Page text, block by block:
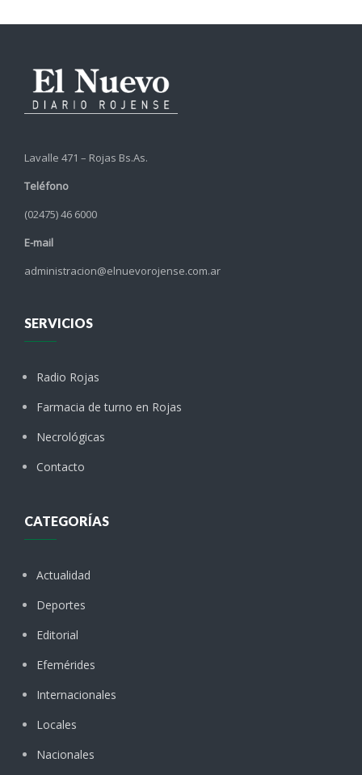
Lavalle 471 – Rojas Bs.As.
Teléfono
(02475) 46 6000
E-mail
administracion@elnuevorojense.com.ar
SERVICIOS
Radio Rojas
Farmacia de turno en Rojas
Necrológicas
Contacto
CATEGORÍAS
Actualidad
Deportes
Editorial
Efemérides
Internacionales
Locales
Nacionales